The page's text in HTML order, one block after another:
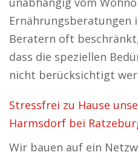
Ernährungsberatungen
Beratern oft
dass die speziellen
nicht berücksichtigt
Stressfrei zu Hause
Harmsdorf bei
Wir bauen auf ein